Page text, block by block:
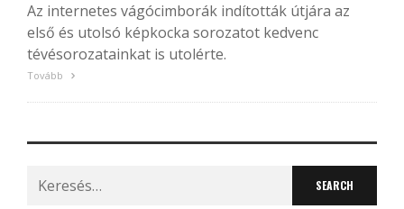
Az internetes vágócimborák indították útjára az
első és utolsó képkocka sorozatot kedvenc
tévésorozatainkat is utolérte.
Tovább
Search
for: